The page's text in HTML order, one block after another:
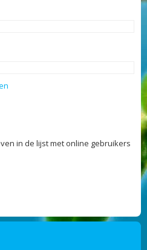
in de lijst met online gebruikers